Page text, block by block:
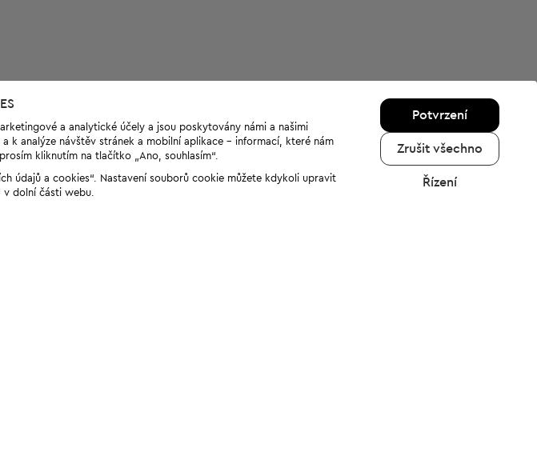
a analytické účely a jsou poskytovány námi a našimi
k analýze návštěv stránek a mobilní aplikace - informací, které nám
kliknutím na tlačítko „Ano, souhlasím“.
údajů a cookies“. Nastavení souborů cookie můžete kdykoli upravit
dolní části webu.
Potvrzení
Zrušit všechno
Řízení